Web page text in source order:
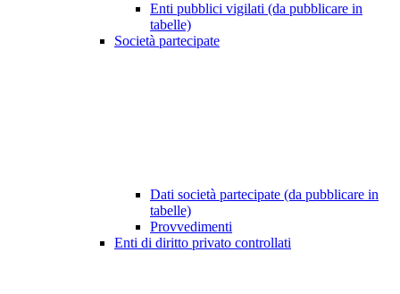
Enti pubblici vigilati (da pubblicare in
tabelle)
Società partecipate
Dati società partecipate (da pubblicare in
tabelle)
Provvedimenti
Enti di diritto privato controllati